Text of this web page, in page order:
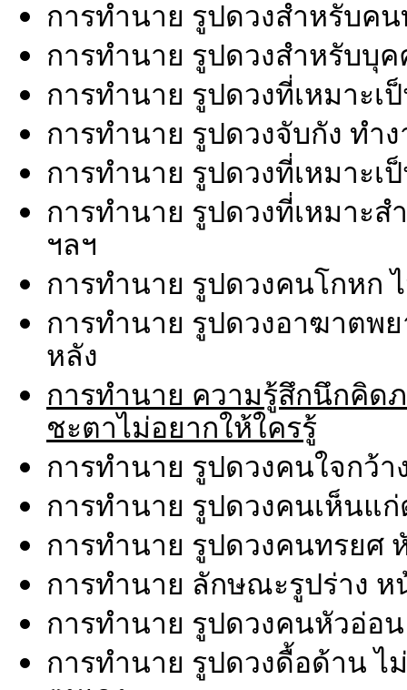
การทำนาย รูปดวงสำหรับค
การทำนาย รูปดวงสำหรับบุ
การทำนาย รูปดวงที่เหมาะเ
การทำนาย รูปดวงจับกัง ทำ
การทำนาย รูปดวงที่เหมาะเ
การทำนาย รูปดวงที่เหมาะ
ฯลฯ
การทำนาย รูปดวงคนโกหก
การทำนาย รูปดวงอาฆาตพ
หลัง
การทำนาย ความรู้สึกนึกคิด
ชะตาไม่อยากให้ใครรู้
การทำนาย รูปดวงคนใจกว้
การทำนาย รูปดวงคนเห็นแ
การทำนาย รูปดวงคนทรยศ
การทำนาย ลักษณะรูปร่าง ห
การทำนาย รูปดวงคนหัวอ่
การทำนาย รูปดวงดื้อด้าน ไ